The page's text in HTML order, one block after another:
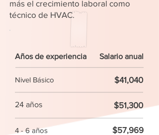
más el crecimiento laboral como
técnico de HVAC.
Años de experiencia Salario anual
Nivel Básico $41,040
24 años $51,300
4 - 6 años $57,969